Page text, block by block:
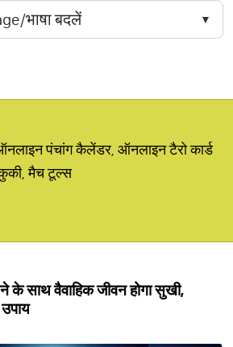
पंचांग कैलेंडर, ऑनलाइन टैरो कार्ड
मैच टूल्स
के साथ वैवाहिक जीवन होगा सुखी,